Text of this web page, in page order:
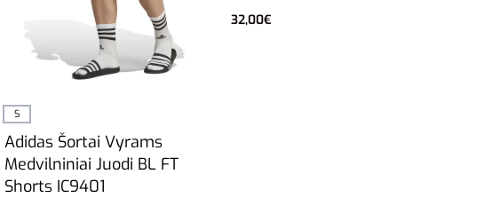
S
Adidas Šortai Vyrams
Medvilniniai Juodi BL FT
Shorts IC9401
32,00€